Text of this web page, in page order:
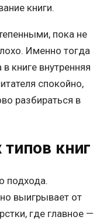
книги.
пока не
Именно тогда
книге внутренняя
спокойно,
разбираться в
книг
подхода.
выигрывает от
где главное —